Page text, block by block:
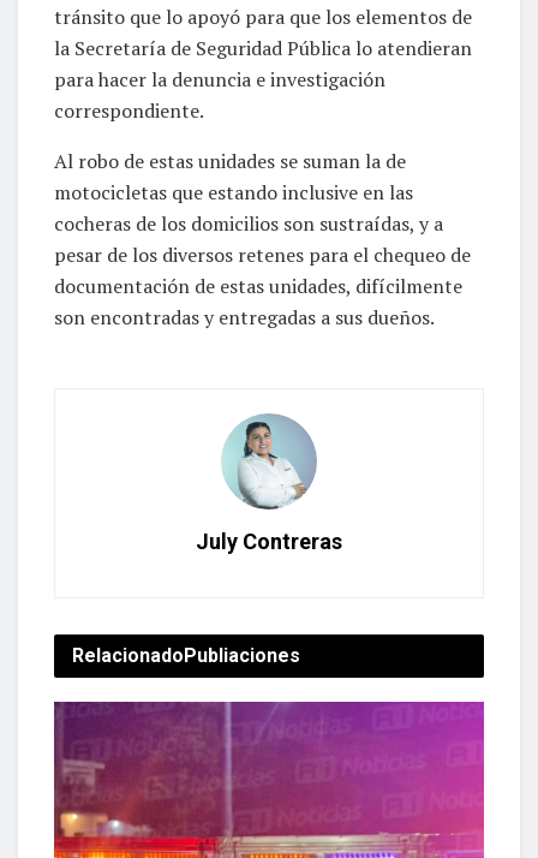
tránsito que lo apoyó para que los elementos de
la Secretaría de Seguridad Pública lo atendieran
para hacer la denuncia e investigación
correspondiente.
Al robo de estas unidades se suman la de
motocicletas que estando inclusive en las
cocheras de los domicilios son sustraídas, y a
pesar de los diversos retenes para el chequeo de
documentación de estas unidades, difícilmente
son encontradas y entregadas a sus dueños.
July Contreras
RelacionadoPubliaciones